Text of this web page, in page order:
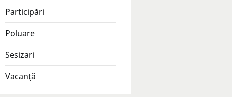
Participări
Poluare
Sesizari
Vacanţă